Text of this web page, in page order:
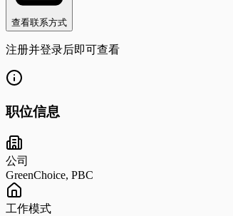
查看联系方式
注册并登录后即可查看
职位信息
公司
GreenChoice, PBC
工作模式